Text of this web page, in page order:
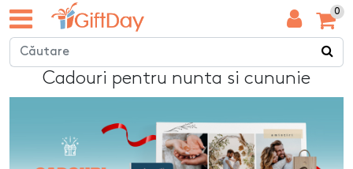
0
Cadouri pentru nunta si cununie